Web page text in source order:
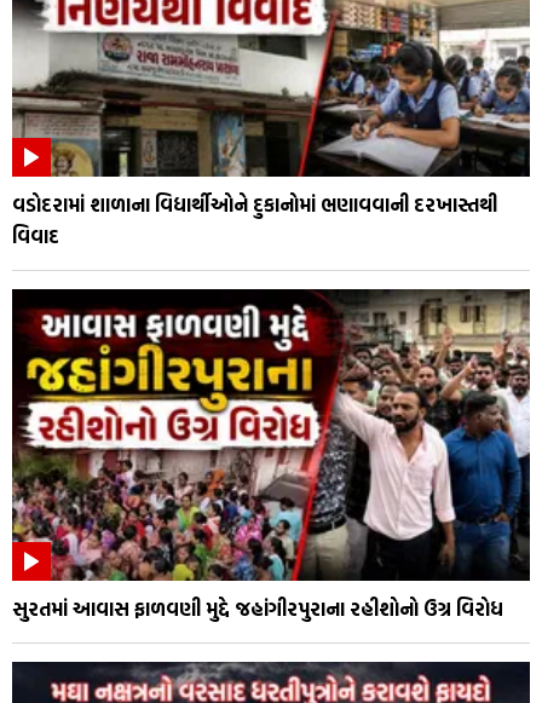
વડોદરામાં શાળાના વિદ્યાર્થીઓને દુકાનોમાં ભણાવવાની દરખાસ્તથી
વિવાદ
સુરતમાં આવાસ ફાળવણી મુદ્દે જહાંગીરપુરાના રહીશોનો ઉગ્ર વિરોધ